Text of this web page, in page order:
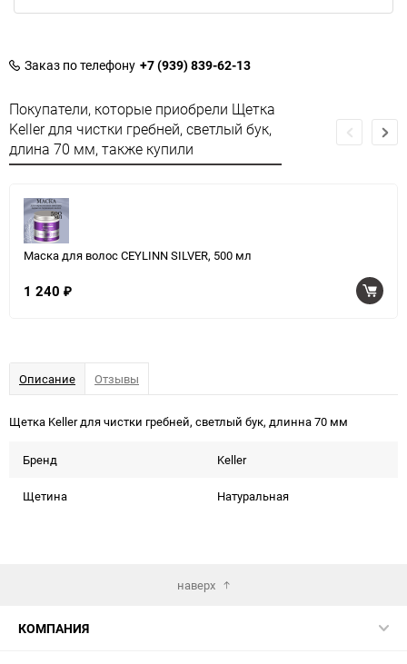
Заказ по телефону +7 (939) 839-62-13
Покупатели, которые приобрели Щетка
Keller для чистки гребней, светлый бук,
длина 70 мм, также купили
Маска для волос CEYLINN SILVER, 500 мл
1 240 ₽
Описание Отзывы
Щетка Keller для чистки гребней, светлый бук, длинна 70 мм
Бренд Keller
Щетина Натуральная
наверх
КОМПАНИЯ